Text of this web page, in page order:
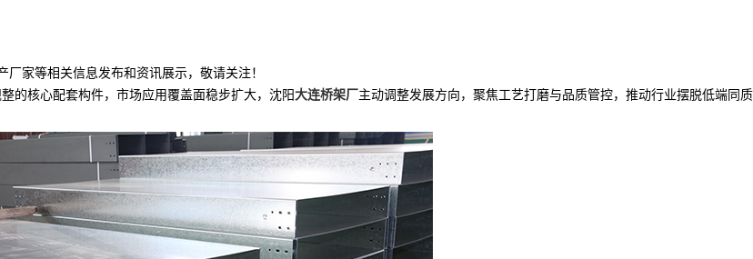
家等相关信息发布和资讯展示，敬请关注！
的核心配套构件，市场应用覆盖面稳步扩大，沈阳大连桥架厂主动调整发展方向，聚焦工艺打磨与品质管控，推动行业摆脱低端同质